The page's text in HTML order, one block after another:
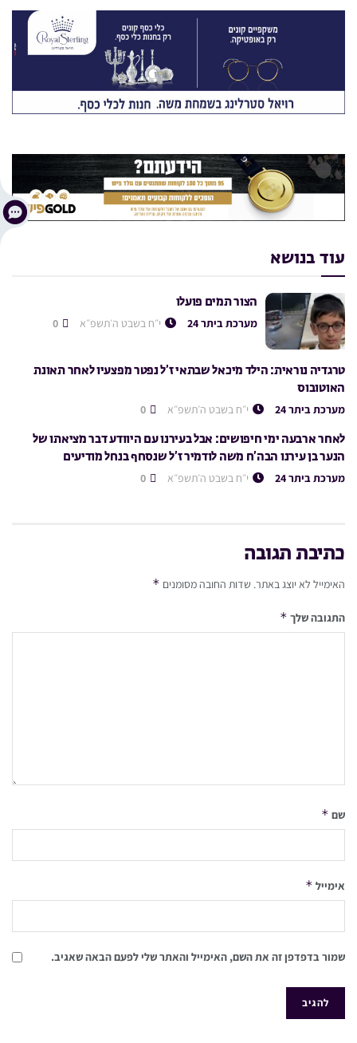
עוד בנושא
הצור תמים פועלו
מערכת ביתר 24 י״ח בשבט ה׳תשפ״א
טרגדיה נוראית: הילד מיכאל שבתאי ז’ל נפטר מפצעיו לאחר תאונת
האוטובוס
מערכת ביתר 24 י״ח בשבט ה׳תשפ״א
לאחר ארבעה ימי חיפושים: אבל בעירנו עם היוודע דבר מציאתו של
הנער בן עירנו הבה’ח משה לודמיר ז’ל שנסחף בנחל מודיעים
מערכת ביתר 24 י״ח בשבט ה׳תשפ״א
כתיבת תגובה
האימייל לא יוצג באתר. שדות החובה מסומנים *
התגובה שלך *
שם *
אימייל *
שמור בדפדפן זה את השם, האימייל והאתר שלי לפעם הבאה שאגיב.